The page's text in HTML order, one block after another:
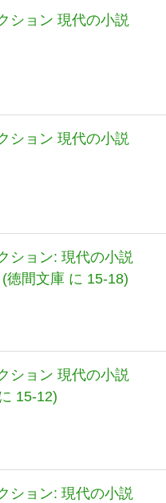
ション 現代の小説
ション 現代の小説
ション: 現代の小説
徳間文庫 に 15-18)
ション 現代の小説
15-12)
ション: 現代の小説